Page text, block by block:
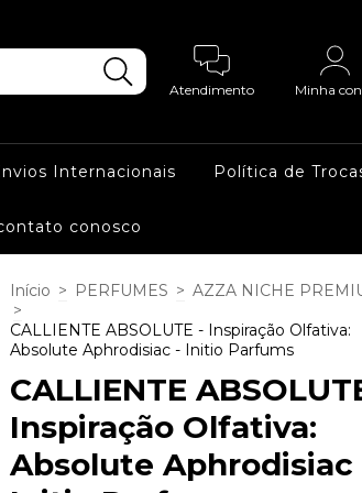
Atendimento Minha
Internacionais Política de
conosco
Início > PERFUMES > AZZA NICHE
>
CALLIENTE ABSOLUTE - Inspiração Olfativa:
Absolute Aphrodisiac - Initio Parfums
CALLIENTE
Inspiração Olfativa:
Absolute Aphrodisiac